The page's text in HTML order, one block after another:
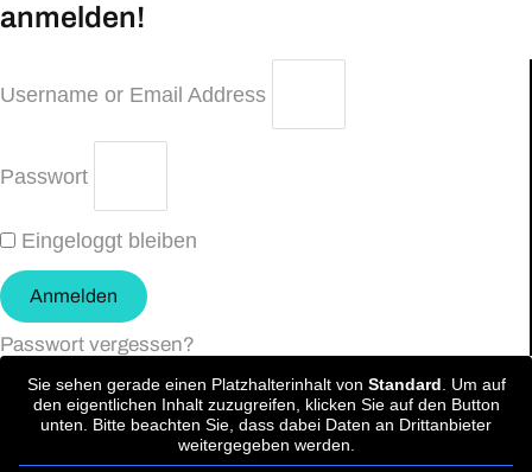
anmelden!
Username or Email Address
Passwort
Eingeloggt bleiben
Anmelden
Passwort vergessen?
Sie sehen gerade einen Platzhalterinhalt von Standard . Um auf
den eigentlichen Inhalt zuzugreifen, klicken Sie auf den Button
unten. Bitte beachten Sie, dass dabei Daten an Drittanbieter
weitergegeben werden.